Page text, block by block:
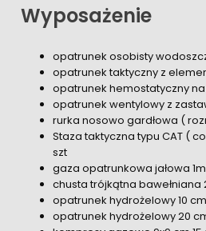
Wyposażenie
opatrunek osobisty
opatrunek taktyczny z
opatrunek hemostatyczny na
opatrunek wentylowy z
rurka nosowo gardłowa (
Staza taktyczna typu CAT (
szt
gaza opatrunkowa jałowa
chusta trójkątna bawełniana
opatrunek hydrożelowy 10
opatrunek hydrożelowy 20